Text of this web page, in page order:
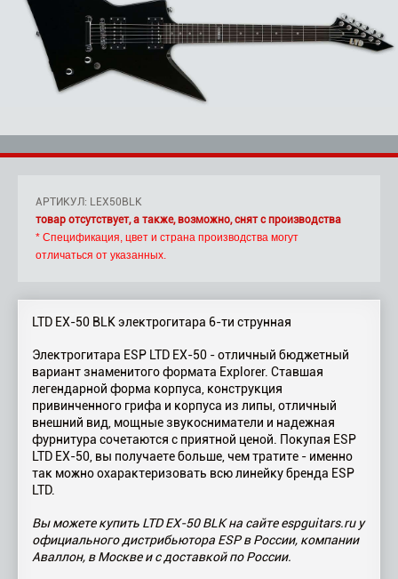
АРТИКУЛ: LEX50BLK
товар отсутствует, а также, возможно, снят с производства
* Спецификация, цвет и страна производства могут
отличаться от указанных.
LTD EX-50 BLK электрогитара 6-ти струнная
Электрогитара ESP LTD EX-50 - отличный бюджетный
вариант знаменитого формата Explorer. Ставшая
легендарной форма корпуса, конструкция
привинченного грифа и корпуса из липы, отличный
внешний вид, мощные звукосниматели и надежная
фурнитура сочетаются с приятной ценой. Покупая ESP
LTD EX-50, вы получаете больше, чем тратите - именно
так можно охарактеризовать всю линейку бренда ESP
LTD.
Вы можете купить LTD EX-50 BLK на сайте espguitars.ru у
официального дистрибьютора ESP в России, компании
Аваллон, в Москве и с доставкой по России.